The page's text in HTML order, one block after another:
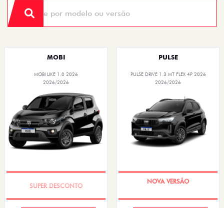
MOBI
MOBI LIKE 1.0 2026
2026/2026
PULSE
PULSE DRIVE 1.3 MT FLEX 4P 2026
2026/2026
PREÇO IMPERDÍVEL